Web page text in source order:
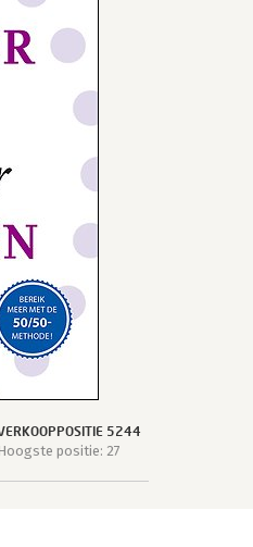
5244
positie: 27